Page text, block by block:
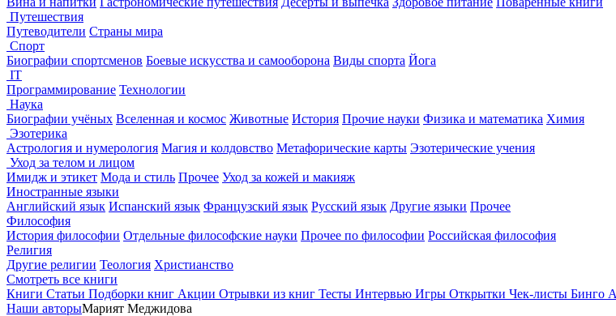
Путешествия
Путеводители Страны мира
Спорт
Биографии спортсменов Боевые искусства и самооборона Виды спорта Йога
IT
Программирование Технологии
Наука
Биографии учёных Вселенная и космос Животные История Прочие науки Физика и математика Химия
Эзотерика
Астрология и нумерология Магия и колдовство Метафорические карты Эзотерические учения
Уход за телом и лицом
Имидж и этикет Мода и стиль Прочее Уход за кожей и макияж
Иностранные языки
Английский язык Испанский язык Французский язык Русский язык Другие языки Прочее
Философия
История философии Отдельные философские науки Прочее по философии Российская философия
Религия
Другие религии Теология Христианство
Смотреть все книги
Книги Статьи Подборки книг Акции Отрывки из книг Тесты Интервью Игры Открытки Чек-листы Бинго
Наши авторыМарият Меджидова